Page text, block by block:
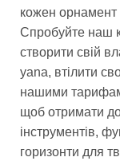
кожен орнамент
Спробуйте наш
створити свій
yana, втілити
нашими
щоб отримати
інструментів,
горизонти для